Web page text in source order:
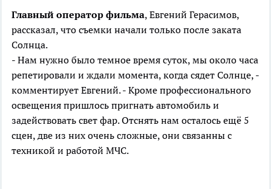
Главный оператор фильма, Евгений Герасимов,
рассказал, что съемки начали только после заката
Солнца.
- Нам нужно было темное время суток, мы около часа
репетировали и ждали момента, когда сядет Солнце, -
комментирует Евгений. - Кроме профессионального
освещения пришлось пригнать автомобиль и
задействовать свет фар. Отснять нам осталось ещё 5
сцен, две из них очень сложные, они связанны с
техникой и работой МЧС.